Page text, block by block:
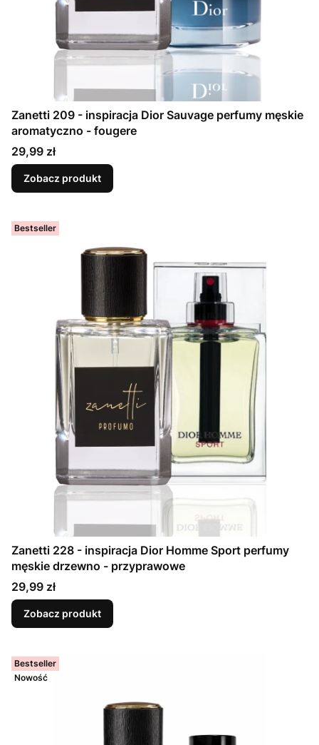
Zanetti 209 - inspiracja Dior Sauvage perfumy męskie
aromatyczno - fougere
Cena
29,99 zł
Zobacz produkt
Bestseller
Zanetti 228 - inspiracja Dior Homme Sport perfumy
męskie drzewno - przyprawowe
Cena
29,99 zł
Zobacz produkt
Bestseller
Nowość